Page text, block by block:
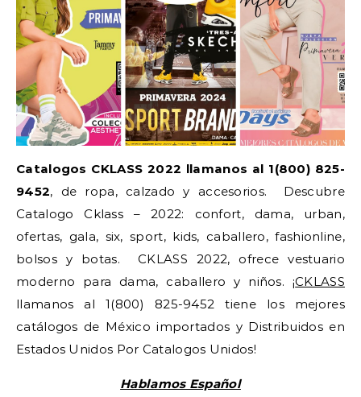
Catalogos CKLASS 2022 llamanos al 1(800) 825-
9452, de ropa, calzado y accesorios. Descubre
Catalogo Cklass – 2022: confort, dama, urban,
ofertas, gala, six, sport, kids, caballero, fashionline,
bolsos y botas. CKLASS 2022, ofrece vestuario
moderno para dama, caballero y niños. ¡CKLASS
llamanos al 1(800) 825-9452 tiene los mejores
catálogos de México importados y Distribuidos en
Estados Unidos Por Catalogos Unidos!
Hablamos Español